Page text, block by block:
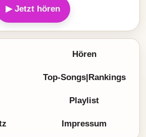
▶ Jetzt hören
Hören
Top-Songs|Rankings
Playlist
Impressum